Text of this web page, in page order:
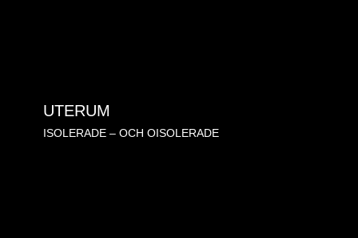
UTERUM
ISOLERADE – OCH OISOLERADE